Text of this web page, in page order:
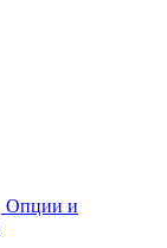
Опции и